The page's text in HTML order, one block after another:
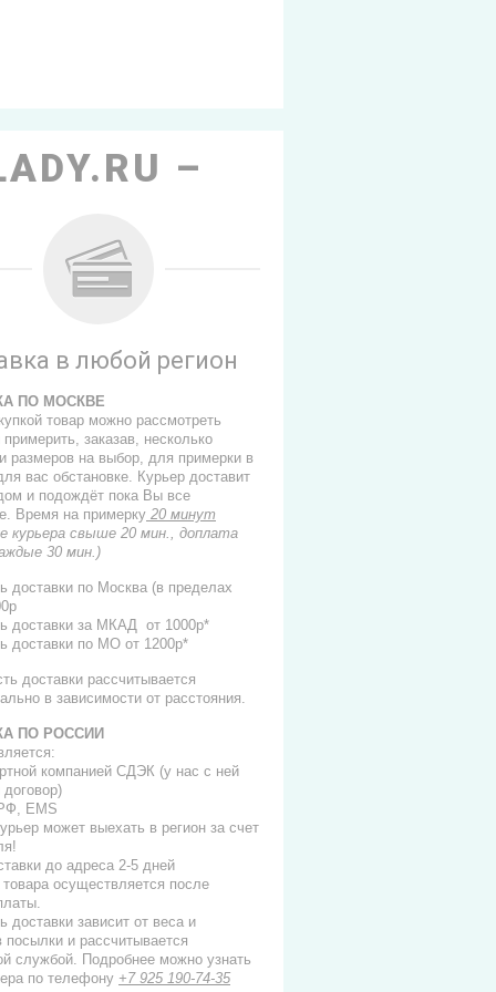
в любой регион
ПО МОСКВЕ
товар можно рассмотреть
заказав, несколько
размеров на выбор, для примерки в
вас обстановке. Курьер доставит
и подождёт пока Вы все
Время на примерку 20 минут
курьера свыше 20 мин., доплата
30 мин.)
доставки по Москва (в пределах
доставки за МКАД от 1000р*
доставки по МО от 1200р*
доставки рассчитывается
в зависимости от расстояния.
ПО РОССИИ
компанией СДЭК (у нас с ней
EMS
может выехать в регион за счет
до адреса 2-5 дней
осуществляется после
доставки зависит от веса и
посылки и рассчитывается
службой. Подробнее можно узнать
по телефону +7 925 190-74-35